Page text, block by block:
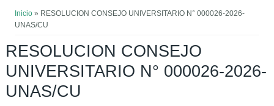
Inicio » RESOLUCION CONSEJO UNIVERSITARIO N° 000026-2026-
UNAS/CU
RESOLUCION CONSEJO
UNIVERSITARIO N° 000026-2026-
UNAS/CU